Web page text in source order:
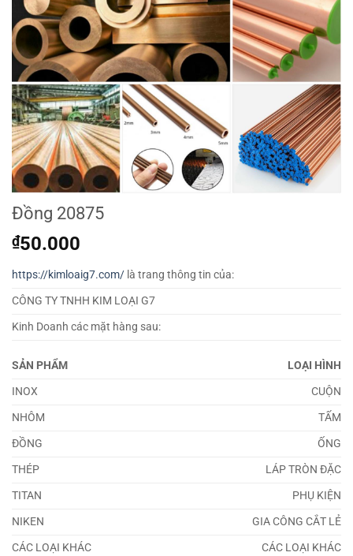
Đồng 20875
₫50.000
https://kimloaig7.com/ là trang thông tin của:
CÔNG TY TNHH KIM LOẠI G7
Kinh Doanh các mặt hàng sau:
SẢN PHẨM
LOẠI HÌNH
INOX
CUỘN
NHÔM
TẤM
ĐỒNG
ỐNG
THÉP
LÁP TRÒN ĐẶC
TITAN
PHỤ KIỆN
NIKEN
GIA CÔNG CẮT LẺ
CÁC LOẠI KHÁC
CÁC LOẠI KHÁC